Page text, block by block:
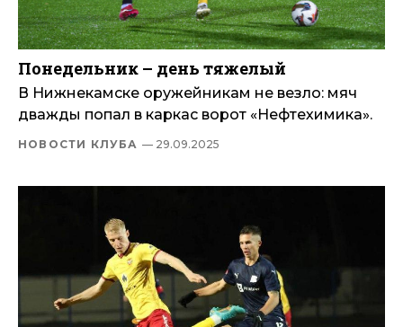
Понедельник – день тяжелый
В Нижнекамске оружейникам не везло: мяч
дважды попал в каркас ворот «Нефтехимика».
НОВОСТИ КЛУБА — 29.09.2025